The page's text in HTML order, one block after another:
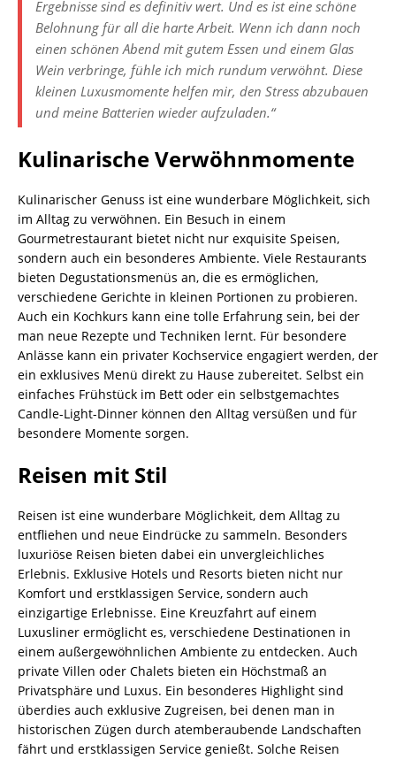
Ergebnisse sind es definitiv wert. Und es ist eine schöne
Belohnung für all die harte Arbeit. Wenn ich dann noch
einen schönen Abend mit gutem Essen und einem Glas
Wein verbringe, fühle ich mich rundum verwöhnt. Diese
kleinen Luxusmomente helfen mir, den Stress abzubauen
und meine Batterien wieder aufzuladen.“
Kulinarische Verwöhnmomente
Kulinarischer Genuss ist eine wunderbare Möglichkeit, sich
im Alltag zu verwöhnen. Ein Besuch in einem
Gourmetrestaurant bietet nicht nur exquisite Speisen,
sondern auch ein besonderes Ambiente. Viele Restaurants
bieten Degustationsmenüs an, die es ermöglichen,
verschiedene Gerichte in kleinen Portionen zu probieren.
Auch ein Kochkurs kann eine tolle Erfahrung sein, bei der
man neue Rezepte und Techniken lernt. Für besondere
Anlässe kann ein privater Kochservice engagiert werden, der
ein exklusives Menü direkt zu Hause zubereitet. Selbst ein
einfaches Frühstück im Bett oder ein selbstgemachtes
Candle-Light-Dinner können den Alltag versüßen und für
besondere Momente sorgen.
Reisen mit Stil
Reisen ist eine wunderbare Möglichkeit, dem Alltag zu
entfliehen und neue Eindrücke zu sammeln. Besonders
luxuriöse Reisen bieten dabei ein unvergleichliches
Erlebnis. Exklusive Hotels und Resorts bieten nicht nur
Komfort und erstklassigen Service, sondern auch
einzigartige Erlebnisse. Eine Kreuzfahrt auf einem
Luxusliner ermöglicht es, verschiedene Destinationen in
einem außergewöhnlichen Ambiente zu entdecken. Auch
private Villen oder Chalets bieten ein Höchstmaß an
Privatsphäre und Luxus. Ein besonderes Highlight sind
überdies auch exklusive Zugreisen, bei denen man in
historischen Zügen durch atemberaubende Landschaften
fährt und erstklassigen Service genießt. Solche Reisen